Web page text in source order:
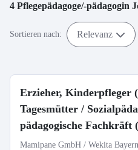
4 Pflegepädagoge/-pädagogin
Sortieren nach: Relevanz
Erzieher, Kinderpfleger
Tagesmütter /
pädagogische Fachkräft
Mamipane GmbH / Wekita Bayern